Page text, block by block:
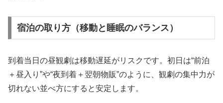
宿泊の取り方（移動と睡眠のバランス）
到着当日の昼観劇は移動遅延がリスクです。初日は“前泊
＋昼入り”や“夜到着＋翌朝物販”のように、観劇の集中力が
切れない並べ方にすると安定します。